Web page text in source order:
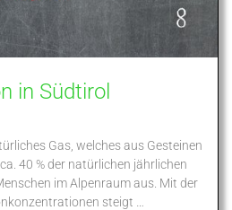
in Südtirol
Gas, welches aus Gesteinen
40 % der natürlichen jährlichen
im Alpenraum aus. Mit der
steigt …